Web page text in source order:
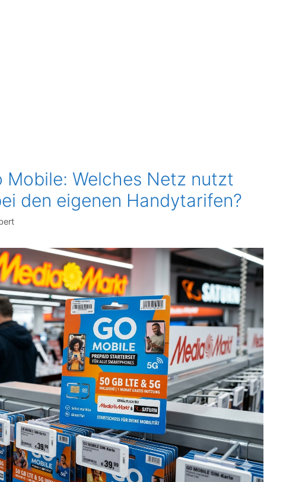
Mobile: Welches Netz nutzt
den eigenen Handytarifen?